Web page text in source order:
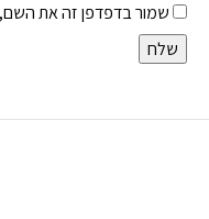
שמור בדפדפן זה את